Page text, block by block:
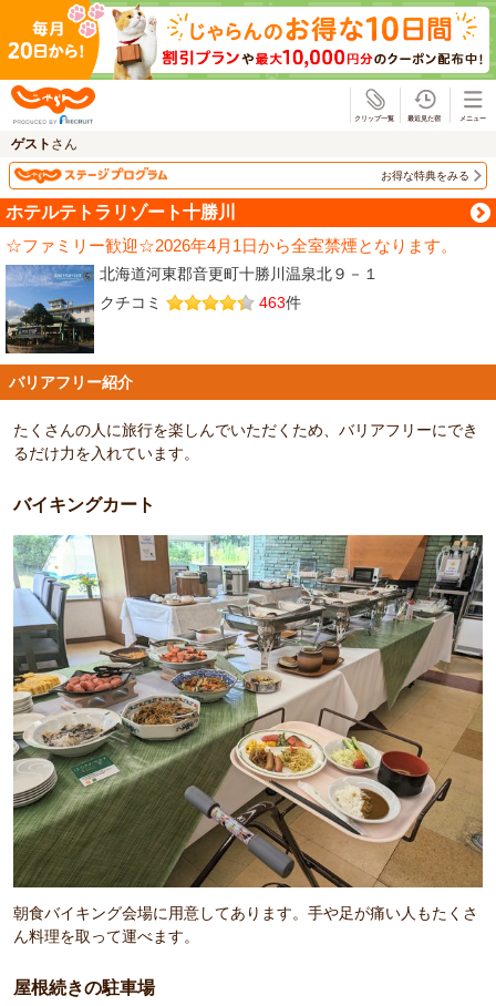
ゲスト さん
お得な特典をみる
ホテルテトラリゾート十勝川
☆ファミリー歓迎☆2026年4月1日から全室禁煙となります。
北海道河東郡音更町十勝川温泉北９－１
クチコミ
463件
バリアフリー紹介
たくさんの人に旅行を楽しんでいただくため、バリアフリーにでき
るだけ力を入れています。
バイキングカート
朝食バイキング会場に用意してあります。手や足が痛い人もたくさ
ん料理を取って運べます。
屋根続きの駐車場